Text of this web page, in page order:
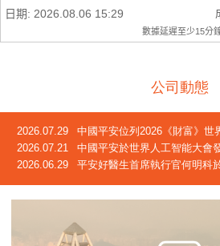
公司動態
2026.07.29
中國平安位列2026《財富》世界500
2026.07.21
中國平安於世界人工智能大會發布醫
2026.06.29
平安好醫生首席執行官何明科於2026夏季達沃斯論壇